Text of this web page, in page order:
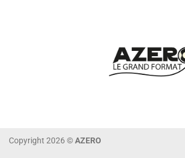
Copyright 2026 ©AZERO